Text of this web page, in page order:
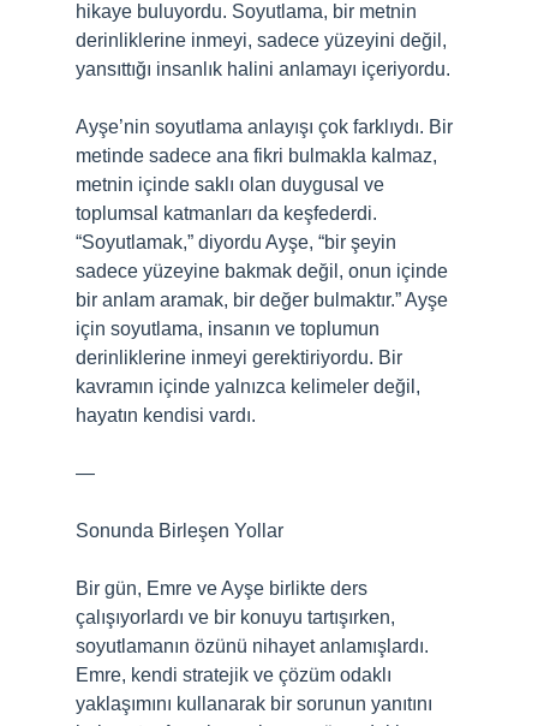
hikaye buluyordu. Soyutlama, bir metnin
derinliklerine inmeyi, sadece yüzeyini değil,
yansıttığı insanlık halini anlamayı içeriyordu.
Ayşe’nin soyutlama anlayışı çok farklıydı. Bir
metinde sadece ana fikri bulmakla kalmaz,
metnin içinde saklı olan duygusal ve
toplumsal katmanları da keşfederdi.
“Soyutlamak,” diyordu Ayşe, “bir şeyin
sadece yüzeyine bakmak değil, onun içinde
bir anlam aramak, bir değer bulmaktır.” Ayşe
için soyutlama, insanın ve toplumun
derinliklerine inmeyi gerektiriyordu. Bir
kavramın içinde yalnızca kelimeler değil,
hayatın kendisi vardı.
—
Sonunda Birleşen Yollar
Bir gün, Emre ve Ayşe birlikte ders
çalışıyorlardı ve bir konuyu tartışırken,
soyutlamanın özünü nihayet anlamışlardı.
Emre, kendi stratejik ve çözüm odaklı
yaklaşımını kullanarak bir sorunun yanıtını